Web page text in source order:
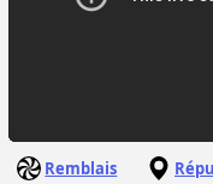
Remblais